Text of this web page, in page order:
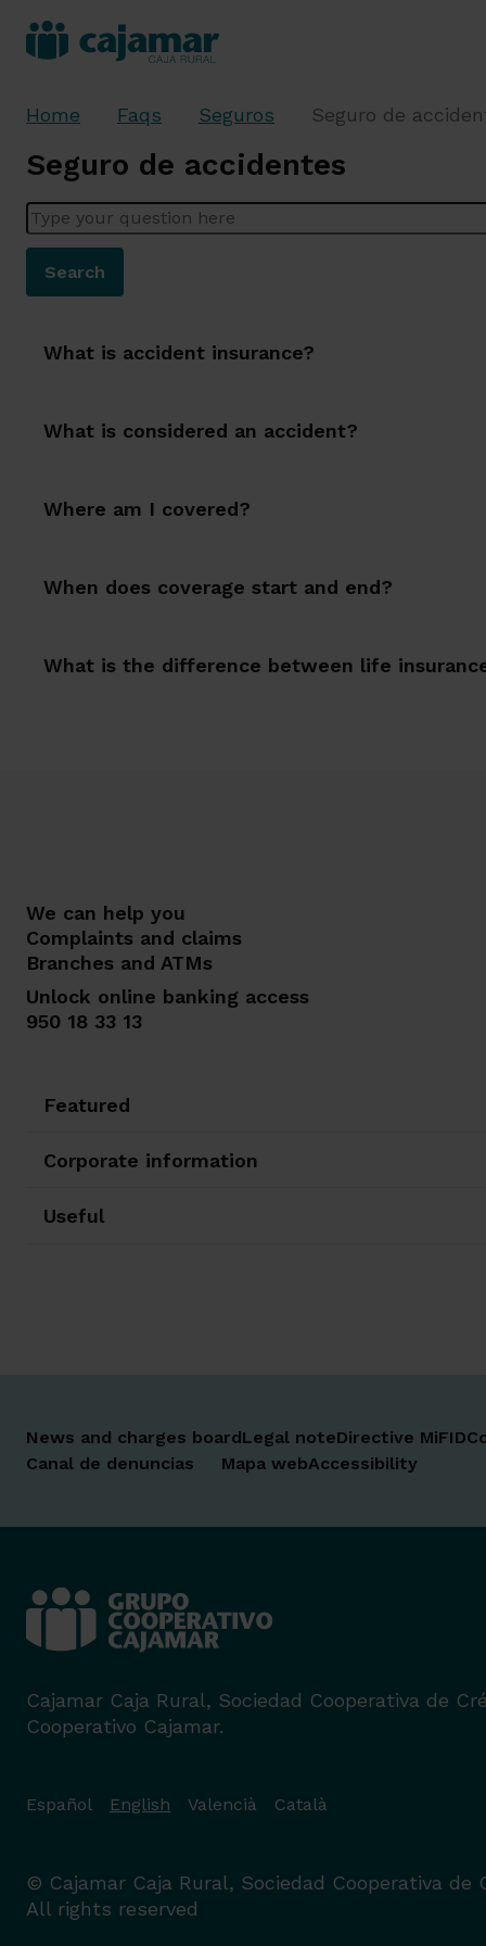
Home Faqs Seguros Seguro de
Seguro de accidentes
Enter your question here
Search
What is accident insurance?
What is considered an accident?
Where am I covered?
When does coverage start and end?
What is the difference between life
We can help you
Complaints and claims
Branches and ATMs
Unlock online banking access
950 18 33 13
Featured
Corporate information
Useful
News and charges boardLegal noteDirective MiFID
Canal de denuncias
Mapa webAccessibility
Cajamar Caja Rural, Sociedad Cooperativa de
Cooperativo Cajamar.
Español English Valencià Català
© Cajamar Caja Rural, Sociedad Cooperativa de
All rights reserved